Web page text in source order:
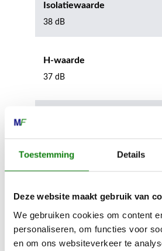
Toestemming Details
Deze website maakt gebruik van
We gebruiken cookies om content
personaliseren, om functies voor
en om ons websiteverkeer te
Isolatiewaarde
38 dB
H-waarde
37 dB
L-waarde